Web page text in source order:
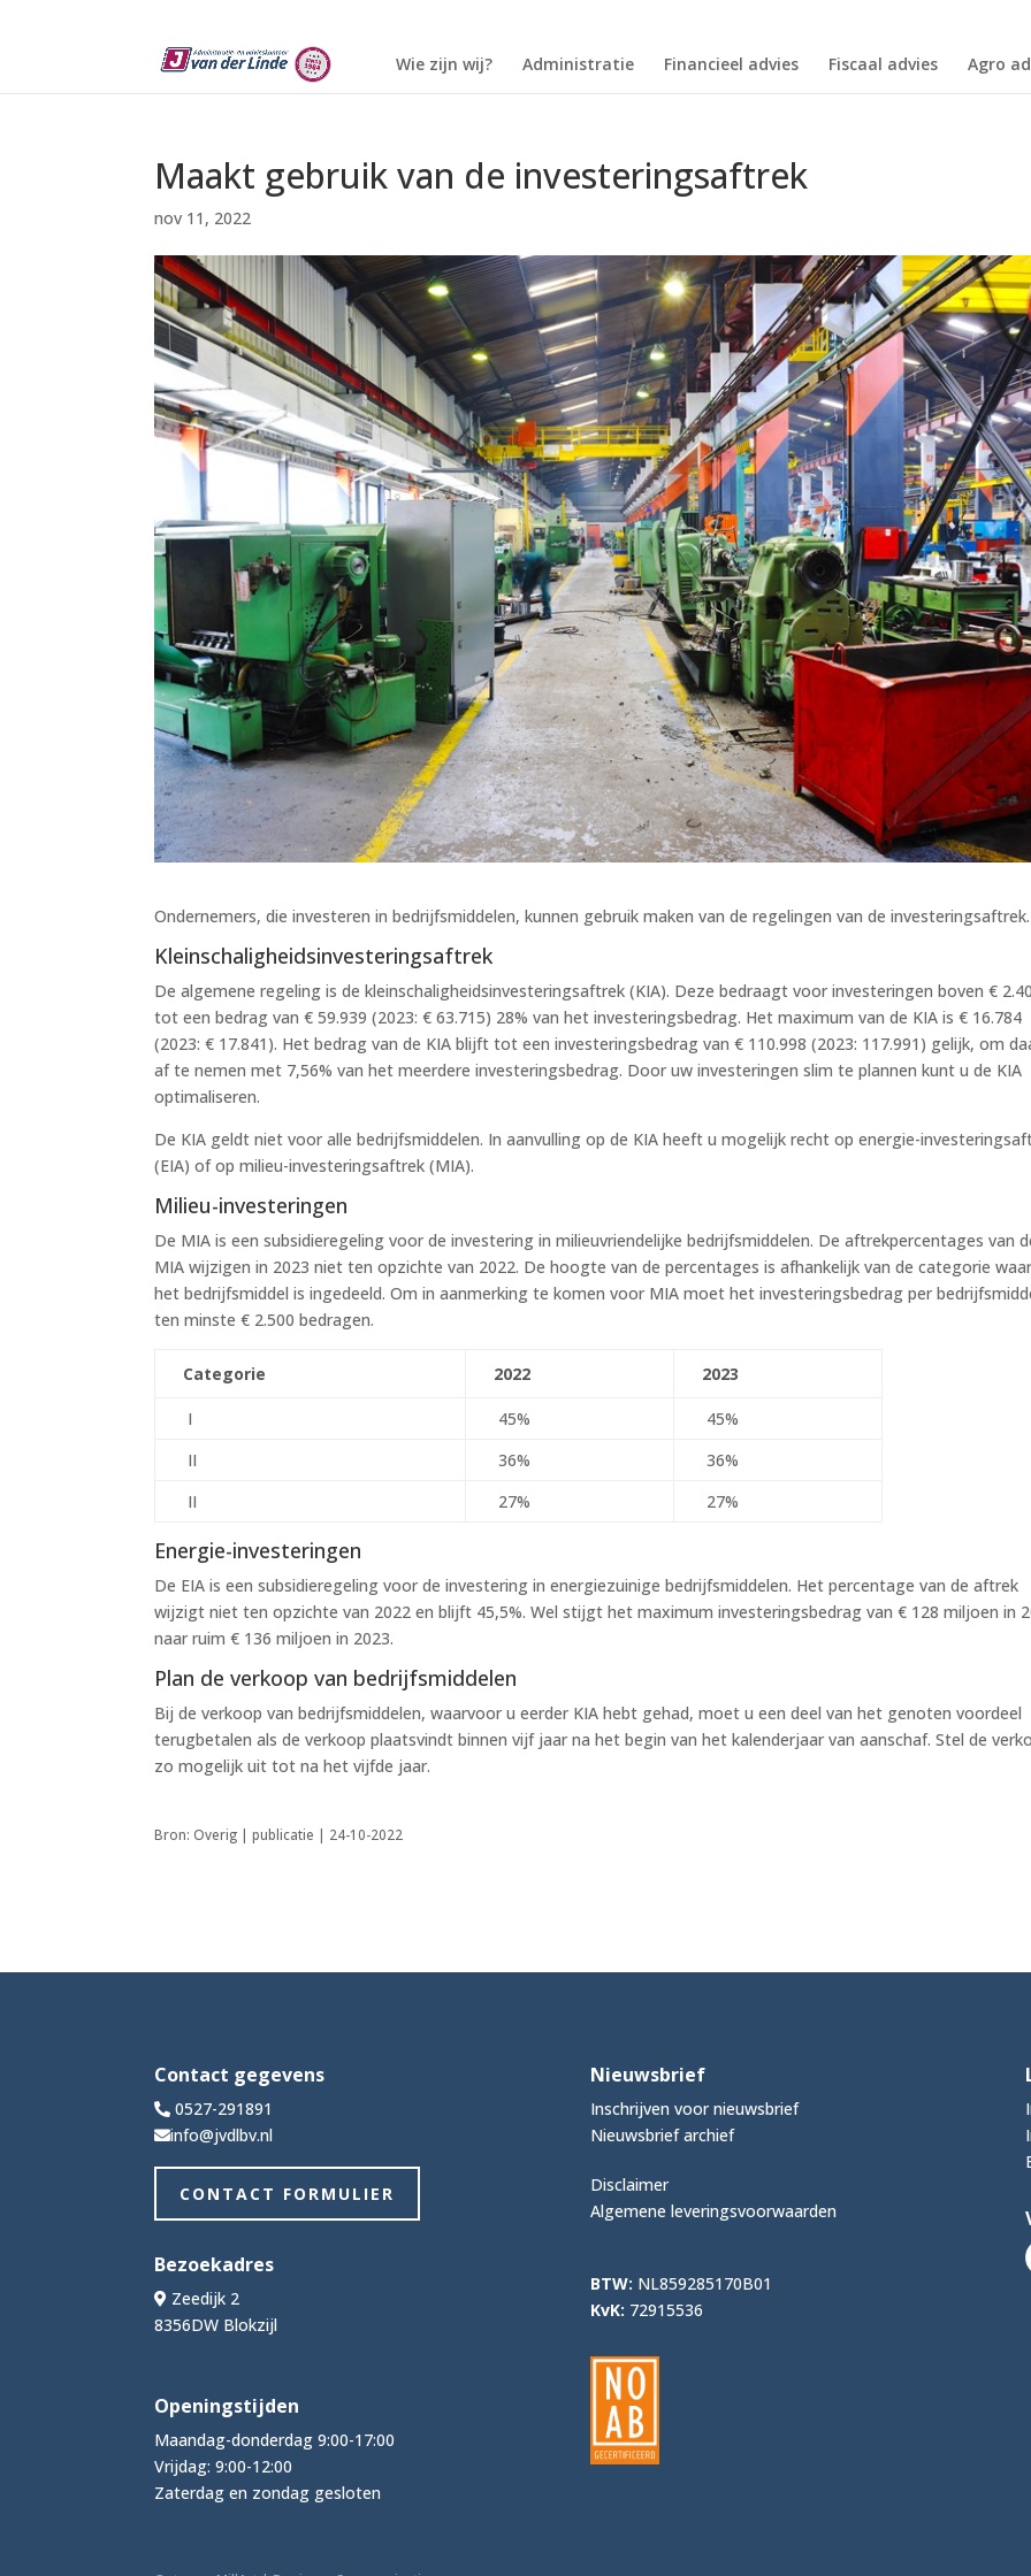
Wie zijn wij? Administratie Financieel advies Fiscaal advies Agro
Maakt gebruik van de investeringsaftrek
nov 11, 2022
Ondernemers, die investeren in bedrijfsmiddelen, kunnen gebruik maken van de regelingen van de investeringsaftrek.
Kleinschaligheidsinvesteringsaftrek
De algemene regeling is de kleinschaligheidsinvesteringsaftrek (KIA). Deze bedraagt voor investeringen boven €
tot een bedrag van € 59.939 (2023: € 63.715) 28% van het investeringsbedrag. Het maximum van de KIA is € 16.784
(2023: € 17.841). Het bedrag van de KIA blijft tot een investeringsbedrag van € 110.998 (2023: 117.991) gelijk, om
af te nemen met 7,56% van het meerdere investeringsbedrag. Door uw investeringen slim te plannen kunt u de KIA
optimaliseren.
De KIA geldt niet voor alle bedrijfsmiddelen. In aanvulling op de KIA heeft u mogelijk recht op energie-
(EIA) of op milieu-investeringsaftrek (MIA).
Milieu-investeringen
De MIA is een subsidieregeling voor de investering in milieuvriendelijke bedrijfsmiddelen. De aftrekpercentages van
MIA wijzigen in 2023 niet ten opzichte van 2022. De hoogte van de percentages is afhankelijk van de categorie
het bedrijfsmiddel is ingedeeld. Om in aanmerking te komen voor MIA moet het investeringsbedrag per
ten minste € 2.500 bedragen.
Categorie 2022 2023
I 45%
45%
II
36%
36%
II
27% 27%
Energie-investeringen
De EIA is een subsidieregeling voor de investering in energiezuinige bedrijfsmiddelen. Het percentage van de aftrek
wijzigt niet ten opzichte van 2022 en blijft 45,5%. Wel stijgt het maximum investeringsbedrag van € 128 miljoen in
naar ruim € 136 miljoen in 2023.
Plan de verkoop van bedrijfsmiddelen
Bij de verkoop van bedrijfsmiddelen, waarvoor u eerder KIA hebt gehad, moet u een deel van het genoten voordeel
terugbetalen als de verkoop plaatsvindt binnen vijf jaar na het begin van het kalenderjaar van aanschaf. Stel de
zo mogelijk uit tot na het vijfde jaar.
Bron: Overig | publicatie | 24-10-2022
Contact gegevens
0527-291891
info@jvdlbv.nl
CONTACT FORMULIER
Bezoekadres
Zeedijk 2
8356DW Blokzijl
Openingstijden
Maandag-donderdag 9:00-17:00
Vrijdag: 9:00-12:00
Zaterdag en zondag gesloten
Nieuwsbrief
Inschrijven voor nieuwsbrief
Nieuwsbrief archief
Disclaimer
Algemene leveringsvoorwaarden
BTW: NL859285170B01
KvK: 72915536